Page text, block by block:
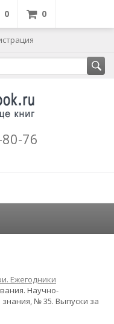
0 0
76
Ежегодники
Научно-
№ 35. Выпуски за